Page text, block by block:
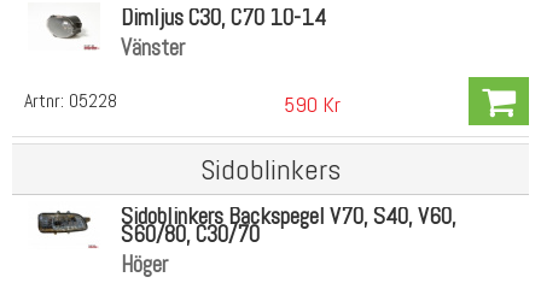
Artnr: 05228
Dimljus C30, C70 10-14
Vänster
590 Kr
Sidoblinkers
Sidoblinkers Backspegel V70, S40, V60,
S60/80, C30/70
Höger